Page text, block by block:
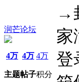
润芒论坛
4万
主题
4万
帖子
4万
积分
→
家
登